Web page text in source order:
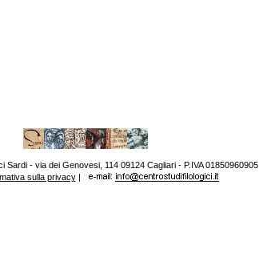
Sardi - via dei Genovesi, 114 09124 Cagliari - P.IVA 01850960905
sulla privacy|